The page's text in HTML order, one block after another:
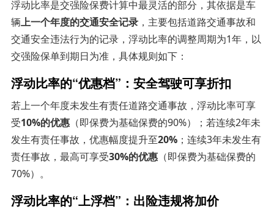
浮动比率是交强险保费计算中最灵活的部分，其依据是车
辆上一个年度的交通安全记录，主要包括道路交通事故和
交通安全违法行为的记录，浮动比率的调整周期为1年，以
交强险保单到期日为准，具体规则如下：
浮动比率的“优惠档”：安全驾驶可享折扣
若上一个年度未发生有责任道路交通事故，浮动比率可享
受10%的优惠（即保费为基础保费的90%）；若连续2年未
发生有责任事故，优惠幅度提升至20%；连续3年未发生有
责任事故，最高可享受30%的优惠（即保费为基础保费的
70%）。
浮动比率的“上浮档”：出险违规将加价